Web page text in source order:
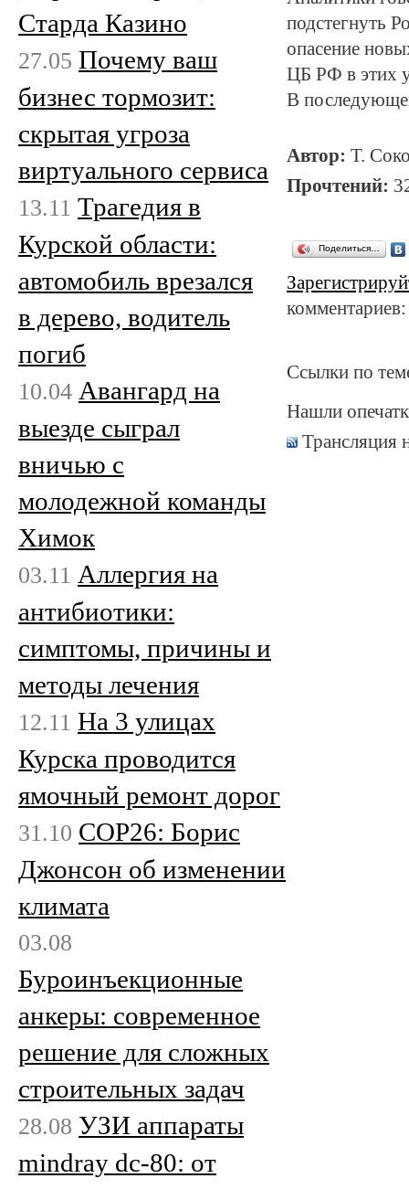
подстегнуть
опасение
ЦБ РФ в этих
В
Автор: Т.
Прочтений:
Поделиться…
Ссылки по
Нашли
Трансляция
Старда Казино
27.05 Почему ваш
бизнес тормозит:
скрытая угроза
виртуального сервиса
13.11 Трагедия в
Курской области:
автомобиль врезался
в дерево, водитель
погиб
10.04 Авангард на
выезде сыграл
вничью с
молодежной команды
Химок
03.11 Аллергия на
антибиотики:
симптомы, причины и
методы лечения
12.11 На 3 улицах
Курска проводится
ямочный ремонт дорог
31.10 COP26: Борис
Джонсон об изменении
климата
03.08
Буроинъекционные
анкеры: современное
решение для сложных
строительных задач
28.08 УЗИ аппараты
mindray dc-80: от